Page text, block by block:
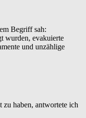
Begriff sah:
wurden, evakuierte
und unzählige
zu haben, antwortete ich